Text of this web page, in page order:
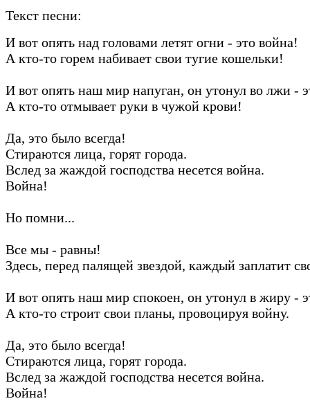
Текст песни:
И вот опять над головами летят огни - это война!
А кто-то горем набивает свои тугие кошельки!
И вот опять наш мир напуган, он утонул во лжи -
А кто-то отмывает руки в чужой крови!
Да, это было всегда!
Стираются лица, горят города.
Вслед за жаждой господства несется война.
Война!
Но помни...
Все мы - равны!
Здесь, перед палящей звездой, каждый заплатит
И вот опять наш мир спокоен, он утонул в жиру -
А кто-то строит свои планы, провоцируя войну.
Да, это было всегда!
Стираются лица, горят города.
Вслед за жаждой господства несется война.
Война!